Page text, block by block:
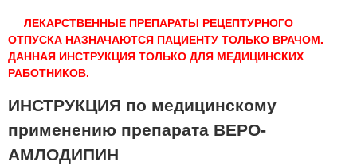
ЛЕКАРСТВЕННЫЕ ПРЕПАРАТЫ РЕЦЕПТУРНОГО
ОТПУСКА НАЗНАЧАЮТСЯ ПАЦИЕНТУ ТОЛЬКО ВРАЧОМ.
ДАННАЯ ИНСТРУКЦИЯ ТОЛЬКО ДЛЯ МЕДИЦИНСКИХ
РАБОТНИКОВ.
ИНСТРУКЦИЯ по медицинскому
применению препарата ВЕРО-
АМЛОДИПИН